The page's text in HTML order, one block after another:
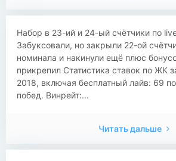
Набор в 23-ий и 24-ый счётчики по
Забуксовали, но закрыли 22-ой
номинала и накинули ещё плюс
прикрепил Статистика ставок по ЖК
2018, включая бесплатный лайв: 69
побед. Винрейт:...
Читать дальше